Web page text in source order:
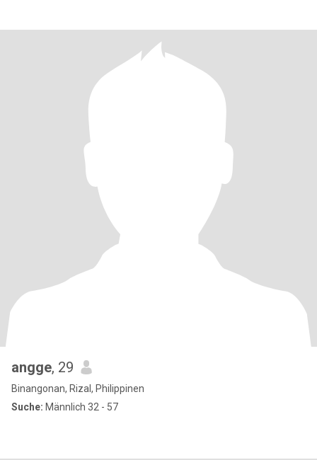
angge, 29
Binangonan, Rizal, Philippinen
Suche: Männlich 32 - 57